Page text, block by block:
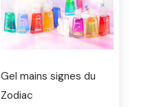
Gel mains signes du
Zodiac